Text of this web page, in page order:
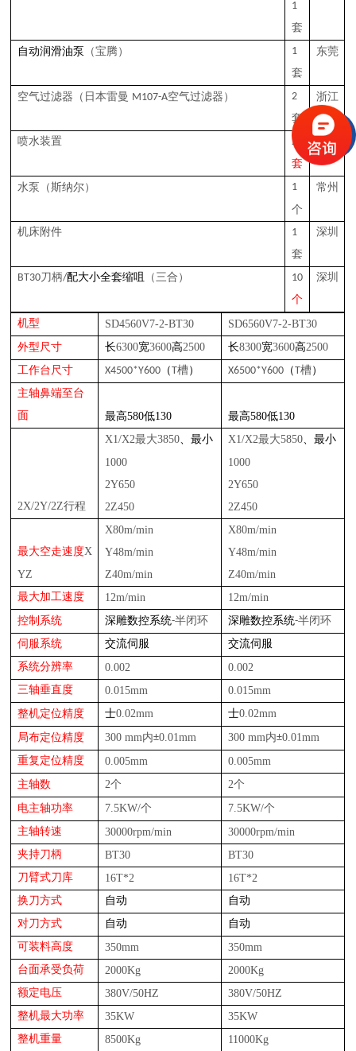
1
套
自动润滑油泵 （宝腾）
1
套
东莞
空气过滤器 （日本雷曼 M107-A空气过滤器）
2
套
浙江
喷水装置
2
套
自制
水泵 （斯纳尔）
1
个
常州
机床附件
1
套
深圳
BT30刀柄/配大小全套缩咀（三合）
10
个
深圳
机型 SD4560V7-2-BT30
SD6560V7-2-BT30
外型尺寸
长6300宽3600高2500 长8300宽3600高2500
工作台尺寸
X4500*Y600（T槽 ） X6500*Y600（T槽 ）
主轴鼻端至台
面
最高580低130 最高580低130
2X/2Y/2Z行程
X1/X2最大3850、 最小
1000
2Y650
2Z450
X1/X2最大5850、 最小
1000
2Y650
2Z450
最大空走速度X
YZ
X80m/min
Y48m/min
Z40m/min
X80m/min
Y48m/min
Z40m/min
最大加工速度
12m/min
12m/min
控制系统
深雕数控系统-半闭环 深雕数控系统-半闭环
伺服系统
交流伺服
交流伺服
系统分辨率
0.002 0.002
三轴垂直度
0.015mm
0.015mm
整机定位精度
士0.02mm 士0.02mm
局布定位精度 300 mm内±0.01mm 300 mm内±0.01mm
重复定位精度
0.005mm 0.005mm
主轴数
2个 2个
电主轴功率 7.5KW/个 7.5KW/个
主轴转速
30000rpm/min 30000rpm/min
夹持刀柄
BT30 BT30
刀臂式刀库 16T*2
16T*2
换刀方式
自动
自动
对刀方式
自动
自动
可装料高度
350mm 350mm
台面承受负荷
2000Kg 2000Kg
额定电压
380V/50HZ 380V/50HZ
整机最大功率
35KW 35KW
整机重量
8500Kg 11000Kg